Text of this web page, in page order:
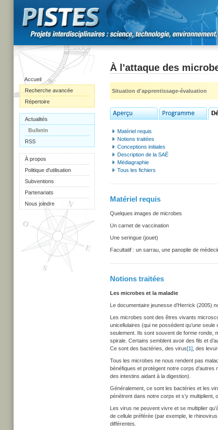
Accueil
Recherche avancée
Répertoire
Actualités
Bulletin
RSS
À propos
Politique d'utilisation
Subventions
Partenariats
Nous joindre
À l'attaque des
Situation d'apprentissage-évaluation
Matériel requis
Notions traitées
Conceptions initiales
Description de la SAÉ
Médiagraphie
Tous les fichiers
Matériel requis
Quelques images de microbes
Un carnet de vaccination
Une seringue (jouet)
Facultatif : un sarrau, une panoplie de
Notions traitées
Les microbes et la maladie
Le documentaire jeunesse d’Herrick (2005)
Les microbes sont des êtres vivants
unicellulaires (qui ne possèdent qu’une
seulement. Ils sont souvent de forme ronde,
spirale. Certains semblent avoir des fils et
Ce sont des bactéries, des virus[1] , des
Tous les microbes ne nous rendent pas
bénéfiques et protègent notre corps
des intestins aidant à la digestion).
Généralement, ce sont les bactéries et les
pénètrent dans notre corps et s’y multiplient,
Les virus ne peuvent vivre et se multiplier
de cellule préférée (par exemple, le
différentes.